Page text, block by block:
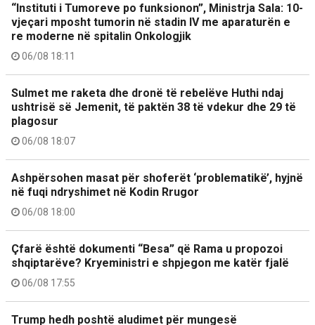
“Instituti i Tumoreve po funksionon”, Ministrja Sala: 10-
vjeçari mposht tumorin në stadin IV me aparaturën e
re moderne në spitalin Onkologjik
06/08 18:11
Sulmet me raketa dhe dronë të rebelëve Huthi ndaj
ushtrisë së Jemenit, të paktën 38 të vdekur dhe 29 të
plagosur
06/08 18:07
Ashpërsohen masat për shoferët ‘problematikë’, hyjnë
në fuqi ndryshimet në Kodin Rrugor
06/08 18:00
Çfarë është dokumenti “Besa” që Rama u propozoi
shqiptarëve? Kryeministri e shpjegon me katër fjalë
06/08 17:55
Trump hedh poshtë aludimet për mungesë